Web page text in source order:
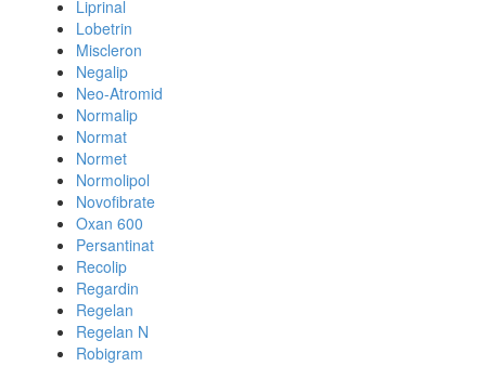
Liprinal
Lobetrin
Miscleron
Negalip
Neo-Atromid
Normalip
Normat
Normet
Normolipol
Novofibrate
Oxan 600
Persantinat
Recolip
Regardin
Regelan
Regelan N
Robigram